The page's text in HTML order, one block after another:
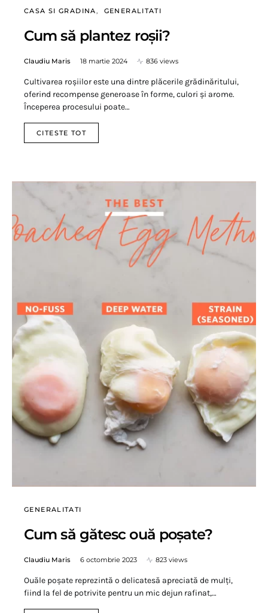
CASA SI GRADINA GENERALITATI
Cum să plantez roșii?
Claudiu Maris 18 martie 2024 836 views
Cultivarea roșiilor este una dintre plăcerile grădinăritului,
oferind recompense generoase în forme, culori și arome.
Începerea procesului poate…
CITESTE TOT
GENERALITATI
Cum să gătesc ouă poșate?
Claudiu Maris 6 octombrie 2023 823 views
Ouăle poșate reprezintă o delicatesă apreciată de mulți,
fiind la fel de potrivite pentru un mic dejun rafinat,…